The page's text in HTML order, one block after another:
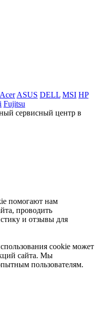
Acer ASUS DELL MSI HP
Fujitsu
сервисный центр в
помогают нам
проводить
и отзывы для
cookie может
сайта. Мы
пользователям.